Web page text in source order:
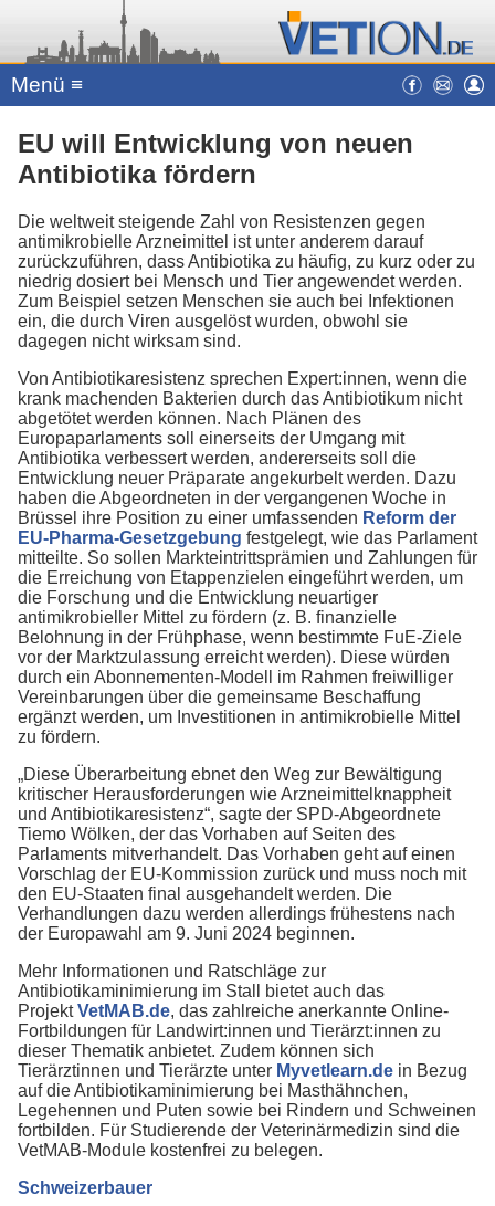
Menü ≡
EU will Entwicklung von neuen
Antibiotika fördern
Die weltweit steigende Zahl von Resistenzen gegen
antimikrobielle Arzneimittel ist unter anderem darauf
zurückzuführen, dass Antibiotika zu häufig, zu kurz oder zu
niedrig dosiert bei Mensch und Tier angewendet werden.
Zum Beispiel setzen Menschen sie auch bei Infektionen
ein, die durch Viren ausgelöst wurden, obwohl sie
dagegen nicht wirksam sind.
Von Antibiotikaresistenz sprechen Expert:innen, wenn die
krank machenden Bakterien durch das Antibiotikum nicht
abgetötet werden können. Nach Plänen des
Europaparlaments soll einerseits der Umgang mit
Antibiotika verbessert werden, andererseits soll die
Entwicklung neuer Präparate angekurbelt werden. Dazu
haben die Abgeordneten in der vergangenen Woche in
Brüssel ihre Position zu einer umfassenden Reform der
EU-Pharma-Gesetzgebung festgelegt, wie das Parlament
mitteilte. So sollen Markteintrittsprämien und Zahlungen für
die Erreichung von Etappenzielen eingeführt werden, um
die Forschung und die Entwicklung neuartiger
antimikrobieller Mittel zu fördern (z. B. finanzielle
Belohnung in der Frühphase, wenn bestimmte FuE-Ziele
vor der Marktzulassung erreicht werden). Diese würden
durch ein Abonnementen-Modell im Rahmen freiwilliger
Vereinbarungen über die gemeinsame Beschaffung
ergänzt werden, um Investitionen in antimikrobielle Mittel
zu fördern.
„Diese Überarbeitung ebnet den Weg zur Bewältigung
kritischer Herausforderungen wie Arzneimittelknappheit
und Antibiotikaresistenz“, sagte der SPD-Abgeordnete
Tiemo Wölken, der das Vorhaben auf Seiten des
Parlaments mitverhandelt. Das Vorhaben geht auf einen
Vorschlag der EU-Kommission zurück und muss noch mit
den EU-Staaten final ausgehandelt werden. Die
Verhandlungen dazu werden allerdings frühestens nach
der Europawahl am 9. Juni 2024 beginnen.
Mehr Informationen und Ratschläge zur
Antibiotikaminimierung im Stall bietet auch das
ProjektVetMAB.de, das zahlreiche anerkannte Online-
Fortbildungen für Landwirt:innen und Tierärzt:innen zu
dieser Thematik anbietet. Zudem können sich
Tierärztinnen und Tierärzte unter Myvetlearn.de in Bezug
auf die Antibiotikaminimierung bei Masthähnchen,
Legehennen und Puten sowie bei Rindern und Schweinen
fortbilden. Für Studierende der Veterinärmedizin sind die
VetMAB-Module kostenfrei zu belegen.
Schweizerbauer